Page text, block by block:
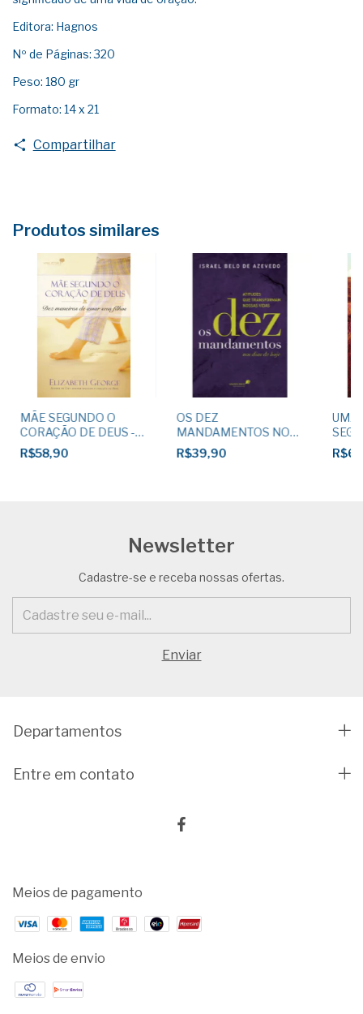
Editora: Hagnos
Nº de Páginas: 320
Peso: 180 gr
Formato: 14 x 21
Compartilhar
Produtos similares
MÃE SEGUNDO O
CORAÇÃO DE DEUS -
Elizabeth George
R$58,90
OS DEZ
MANDAMENTOS NOS
DIAS DE HOJE - Israel
Belo de Azevedo
R$39,90
UMA
DE
Newsletter
Cadastre-se e receba nossas ofertas.
Departamentos
Entre em contato
Meios de pagamento
Meios de envio